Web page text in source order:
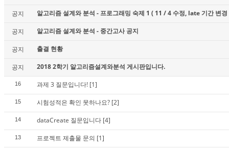
공지 알고리즘 설계와 분석 - 프로그래밍 숙제 1 ( 11 / 4 수정, late 기간 변경
공지 알고리즘 설계와 분석 - 중간고사 공지
공지 출결 현황
공지 2018 2학기 알고리즘설계와분석 게시판입니다.
16 과제 3 질문입니다! [1]
15 시험성적은 확인 못하나요? [2]
14 dataCreate 질문입니다 [4]
13 프로젝트 제출물 문의 [1]